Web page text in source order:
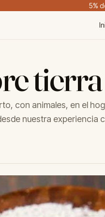
5%
con animales, en el
nuestra experiencia